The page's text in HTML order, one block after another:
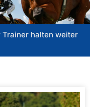
Trainer halten weiter